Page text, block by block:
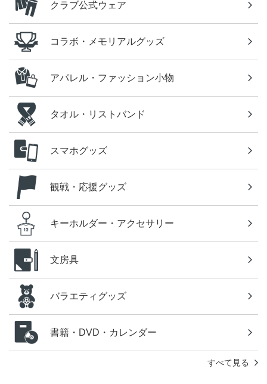
クラブ公式ウェア
コラボ・メモリアルグッズ
アパレル・ファッション小物
タオル・リストバンド
スマホグッズ
観戦・応援グッズ
キーホルダー・アクセサリー
文房具
バラエティグッズ
書籍・DVD・カレンダー
すべて見る